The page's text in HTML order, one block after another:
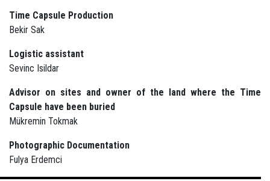
Time Capsule Production
Bekir Sak
Logistic assistant
Sevinc Isildar
Advisor on sites and owner of the land where the Time
Capsule have been buried
Mükremin Tokmak
Photographic Documentation
Fulya Erdemci